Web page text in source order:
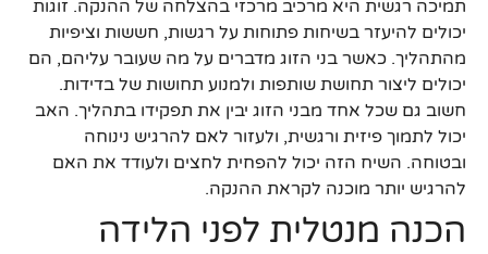
תמיכה רגשית היא מרכיב מרכזי בהצלחה של ההנקה. זוגות
יכולים להיעזר בשיחות פתוחות על רגשות, חששות וציפיות
מהתהליך. כאשר בני הזוג מדברים על מה שעובר עליהם, הם
יכולים ליצור תחושת שותפות ולמנוע תחושות של בדידות.
חשוב גם שכל אחד מבני הזוג יבין את תפקידו בתהליך. האב
יכול לתמוך פיזית ורגשית, ולעזור לאם להרגיש נינוחה
ובטוחה. השיח הזה יכול להפחית לחצים ולעודד את האם
להרגיש יותר מוכנה לקראת ההנקה.
הכנה מנטלית לפני הלידה